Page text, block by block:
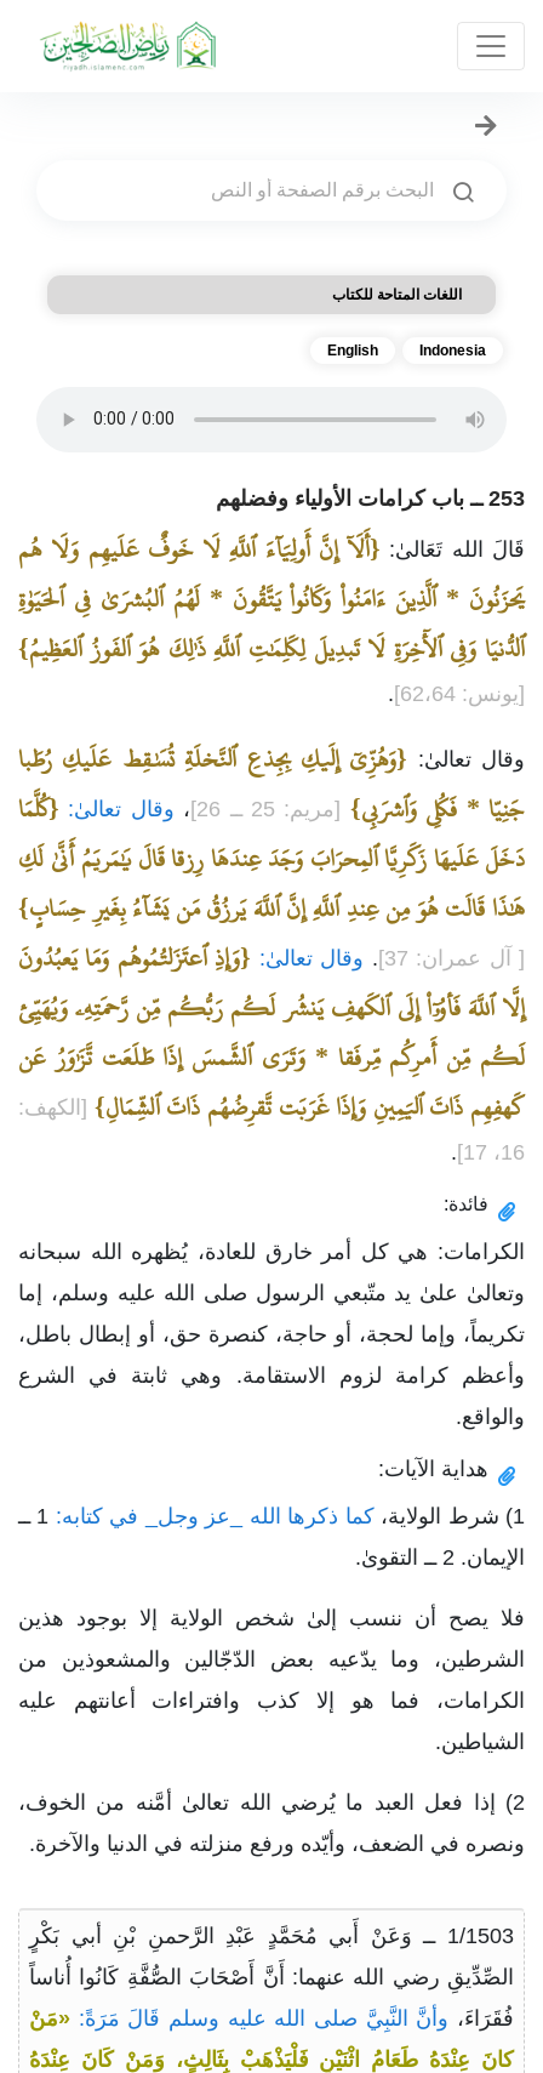
اللغات المتاحة للكتاب
Indonesia
English
253 ــ باب كرامات الأولياء وفضلهم
قَالَ الله تَعَالىٰ: {أَلَآ إِنَّ أَولِيَآءَ ٱللَّهِ لَا خَوفٌ عَلَيهِم وَلَا هُم
يَحزَنُونَ * ٱلَّذِينَ ءَامَنُواْ وَكَانُواْ يَتَّقُونَ * لَهُمُ ٱلبُشرَىٰ فِي ٱلحَيَوٰةِ
ٱلدُّنيَا وَفِي ٱلأٓخِرَةِ لَا تَبدِيلَ لِكَلِمَٰتِ ٱللَّهِ ذَٰلِكَ هُوَ ٱلفَوزُ ٱلعَظِيمُ}
[يونس: 62،64] .
وقال تعالىٰ: {وَهُزِّيٓ إِلَيكِ بِجِذعِ ٱلنَّخلَةِ تُسَٰقِط عَلَيكِ رُطَبا
جَنِيّا * فَكُلِي وَٱشرَبِي} [مريم: 25 ــ 26] ، وقال تعالىٰ: {كُلَّمَا
دَخَلَ عَلَيهَا زَكَرِيَّا ٱلمِحرَابَ وَجَدَ عِندَهَا رِزقا قَالَ يَٰمَريَمُ أَنَّىٰ لَكِ
هَٰذَا قَالَت هُوَ مِن عِندِ ٱللَّهِ إِنَّ ٱللَّهَ يَرزُقُ مَن يَشَآءُ بِغَيرِ حِسَابٍ}
[ آل عمران: 37] . وقال تعالىٰ: {وَإِذِ ٱعتَزَلتُمُوهُم وَمَا يَعبُدُونَ
إِلَّا ٱللَّهَ فَأوُۥٓاْ إِلَى ٱلكَهفِ يَنشُر لَكُم رَبُّكُم مِّن رَّحمَتِهِۦ وَيُهَيِّئ
لَكُم مِّن أَمرِكُم مِّرفَقا * وَتَرَى ٱلشَّمسَ إِذَا طَلَعَت تَّزَٰوَرُ عَن
كَهفِهِم ذَاتَ ٱليَمِينِ وَإِذَا غَرَبَت تَّقرِضُهُم ذَاتَ ٱلشِّمَالِ} [الكهف:
16، 17]
.
فائدة:
الكرامات: هي كل أمر خارق للعادة، يُظهره الله سبحانه
وتعالىٰ علىٰ يد متّبعي الرسول صلى الله عليه وسلم، إما
تكريماً، وإما لحجة، أو حاجة، كنصرة حق، أو إبطال باطل،
وأعظم كرامة لزوم الاستقامة. وهي ثابتة في الشرع
والواقع.
هداية الآيات:
1) شرط الولاية،
كما ذكرها الله _عز وجل_ في كتابه:
1 ــ
الإيمان. 2 ــ التقوىٰ.
فلا يصح أن ننسب إلىٰ شخص الولاية إلا بوجود هذين
الشرطين، وما يدّعيه بعض الدّجّالين والمشعوذين من
الكرامات، فما هو إلا كذب وافتراءات أعانتهم عليه
الشياطين.
2) إذا فعل العبد ما يُرضي الله تعالىٰ أمَّنه من الخوف،
ونصره في الضعف، وأيّده ورفع منزلته في الدنيا والآخرة.
1/1503 ــ وَعَنْ أَبي مُحَمَّدٍ عَبْدِ الرَّحمنِ بْنِ أبي بَكْرٍ
الصِّدِّيقِ رضي الله عنهما: أَنَّ أَصْحَابَ الصُّفَّةِ كَانُوا أُناساً
فُقَرَاءَ، وأنَّ النَّبِيَّ صلى الله عليه وسلم قَالَ مَرَةً: «مَنْ
كانَ عِنْدَهُ طَعَامُ اثْنَيْنِ فَلْيَذْهَبْ بِثَالِثٍ، وَمَنْ كَانَ عِنْدَهُ